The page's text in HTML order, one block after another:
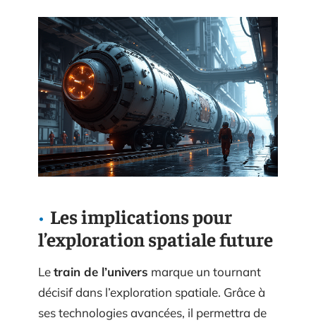
Les implications pour
l’exploration spatiale future
Letrain de l’univers marque un tournant
décisif dans l’exploration spatiale. Grâce à
ses technologies avancées, il permettra de